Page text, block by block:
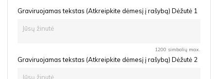
Graviruojamas tekstas (Atkreipkite dėmesį į rašybą) Dėžutė 1
1200 simbolių max.
Graviruojamas tekstas (Atkreipkite dėmesį į rašybą) Dėžutė 2